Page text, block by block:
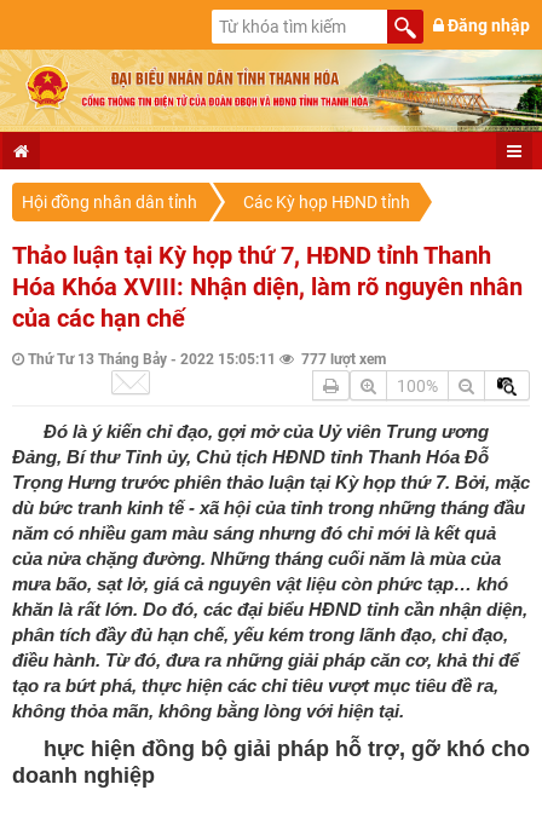
Đăng nhập
Hội đồng nhân dân tỉnh Các Kỳ họp HĐND tỉnh
Thảo luận tại Kỳ họp thứ 7, HĐND tỉnh Thanh
Hóa Khóa XVIII: Nhận diện, làm rõ nguyên nhân
của các hạn chế
Thứ Tư 13 Tháng Bảy - 2022 15:05:11 777 lượt xem
100%
Đó là ý kiến chỉ đạo, gợi mở của Uỷ viên Trung ương
Đảng, Bí thư Tỉnh ủy, Chủ tịch HĐND tỉnh Thanh Hóa Đỗ
Trọng Hưng trước phiên thảo luận tại Kỳ họp thứ 7. Bởi, mặc
dù bức tranh kinh tế - xã hội của tỉnh trong những tháng đầu
năm có nhiều gam màu sáng nhưng đó chỉ mới là kết quả
của nửa chặng đường. Những tháng cuối năm là mùa của
mưa bão, sạt lở, giá cả nguyên vật liệu còn phức tạp… khó
khăn là rất lớn. Do đó, các đại biểu HĐND tỉnh cần nhận diện,
phân tích đầy đủ hạn chế, yếu kém trong lãnh đạo, chỉ đạo,
điều hành. Từ đó, đưa ra những giải pháp căn cơ, khả thi để
tạo ra bứt phá, thực hiện các chỉ tiêu vượt mục tiêu đề ra,
không thỏa mãn, không bằng lòng với hiện tại.
hực hiện đồng bộ giải pháp hỗ trợ, gỡ khó cho
doanh nghiệp